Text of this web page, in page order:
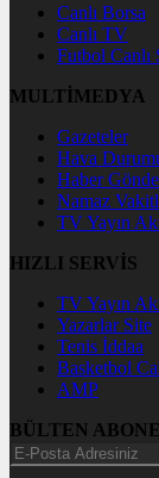
Canlı Borsa
Canlı TV
Futbol Canlı
MULTİMEDYA
Gazeteler
Hava
Haber
Namaz
TV Yayın
HIZLI SERVİS
TV Yayın
Yazarlar Site
Tenis İddaa
Basketbol
AMP
BÜLTEN